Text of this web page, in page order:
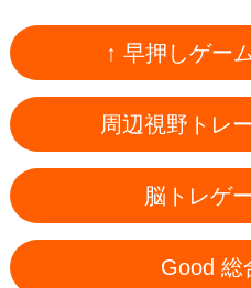
↑ 早押しゲー
周辺視野トレ
脳トレゲ
Good 総